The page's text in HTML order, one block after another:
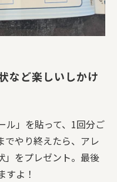
など楽しいしかけ
ル」を貼って、1回分ご
でやり終えたら、アレ
」をプレゼント。最後
すよ！